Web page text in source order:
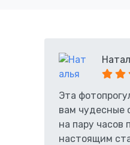
Эта
вам чудесные
на пару часов
настоящим